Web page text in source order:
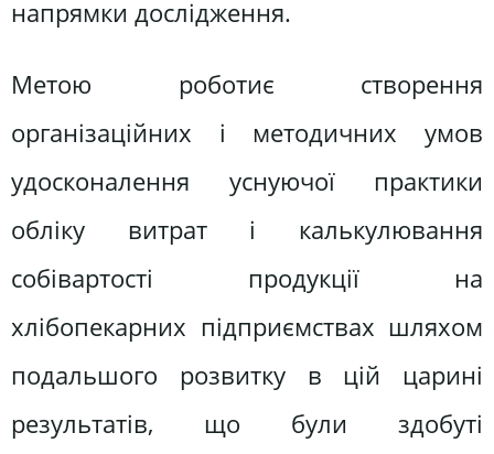
напрямки дослідження.
Метою роботиє створення
організаційних і методичних умов
удосконалення уснуючої практики
обліку витрат і калькулювання
собівартості продукції на
хлібопекарних підприємствах шляхом
подальшого розвитку в цій царині
результатів, що були здобуті